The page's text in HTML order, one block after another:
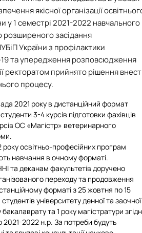
якісної організації
у 1 семестрі 2021-2022 навчального
розширеного засідання
України з профілактики
та упередження розповсюдження
ректоратом прийнято рішення
процесу.
2021 року в дистанційний формат
3-4 курсів підготовки фахівців
ОС «Магістр» ветеринарного
освітньо-професійних програм
навчання в очному форматі.
та деканам факультетів доручено
переходу та продовження
форматі з 25 жовтня по 15
університету денної та заочної
та 1 року магістратури
2021-2022 н.р. За потреби будуть